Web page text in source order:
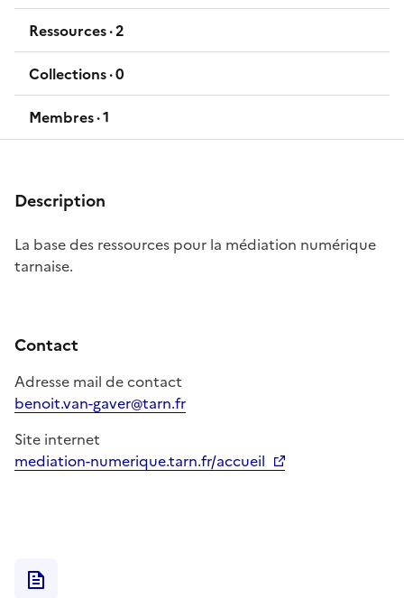
Ressources ·2
ressources
Collections ·0
collections
Membres ·1
membres
Description
La base des ressources pour la médiation numérique
tarnaise.
Contact
Adresse mail de contact
benoit.van-gaver@tarn.fr
Site internet
mediation-numerique.tarn.fr/accueil